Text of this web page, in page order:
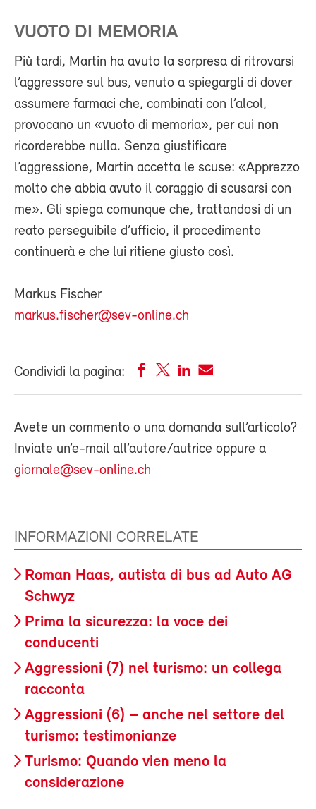
VUOTO DI MEMORIA
Più tardi, Martin ha avuto la sorpresa di ritrovarsi
l’aggressore sul bus, venuto a spiegargli di dover
assumere farmaci che, combinati con l’alcol,
provocano un «vuoto di memoria», per cui non
ricorderebbe nulla. Senza giustificare
l’aggressione, Martin accetta le scuse: «Apprezzo
molto che abbia avuto il coraggio di scusarsi con
me». Gli spiega comunque che, trattandosi di un
reato perseguibile d’ufficio, il procedimento
continuerà e che lui ritiene giusto così.
Markus Fischer
markus.fischer@sev-online.ch
Condividi la pagina:
Avete un commento o una domanda sull’articolo?
Inviate un’e-mail all’autore/autrice oppure a
giornale@sev-online.ch
INFORMAZIONI CORRELATE
Roman Haas, autista di bus ad Auto AG
Schwyz
Prima la sicurezza: la voce dei
conducenti
Aggressioni (7) nel turismo: un collega
racconta
Aggressioni (6) – anche nel settore del
turismo: testimonianze
Turismo: Quando vien meno la
considerazione